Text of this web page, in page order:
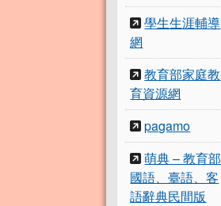
學生生涯輔導
網
教育部家庭教
育資源網
pagamo
萌典 – 教育部
國語、臺語、客
語辭典民間版